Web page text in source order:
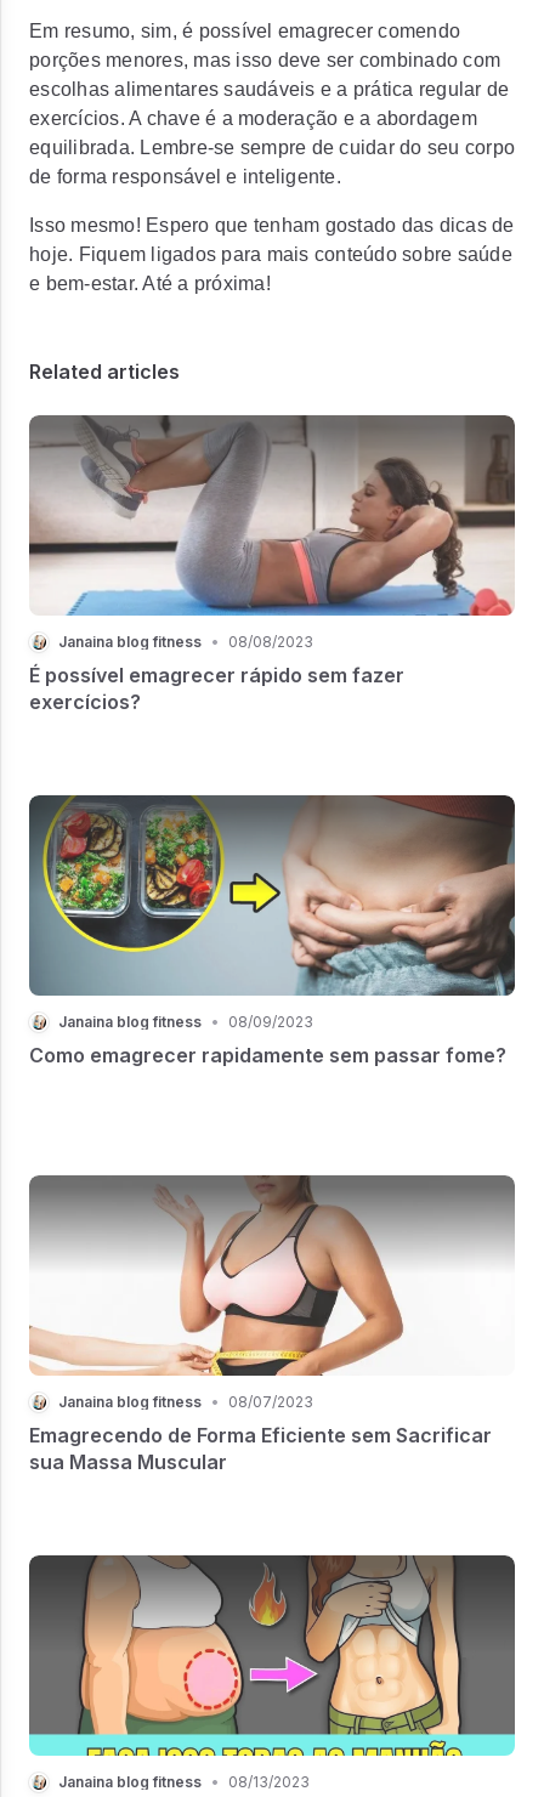
Em resumo, sim, é possível emagrecer comendo
porções menores, mas isso deve ser combinado com
escolhas alimentares saudáveis e a prática regular de
exercícios. A chave é a moderação e a abordagem
equilibrada. Lembre-se sempre de cuidar do seu corpo
de forma responsável e inteligente.
Isso mesmo! Espero que tenham gostado das dicas de
hoje. Fiquem ligados para mais conteúdo sobre saúde
e bem-estar. Até a próxima!
Related articles
Janaina blog fitness • 08/08/2023
É possível emagrecer rápido sem fazer
exercícios?
Janaina blog fitness • 08/09/2023
Como emagrecer rapidamente sem passar fome?
Janaina blog fitness • 08/07/2023
Emagrecendo de Forma Eficiente sem Sacrificar
sua Massa Muscular
Janaina blog fitness • 08/13/2023